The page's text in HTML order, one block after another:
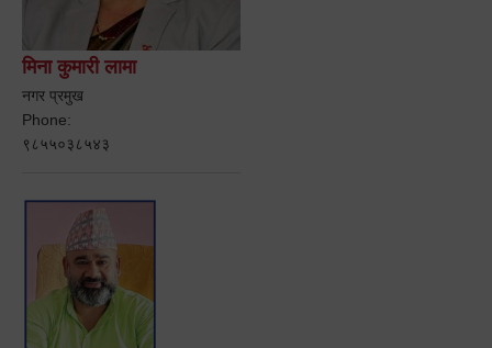
मिना कुमारी लामा
नगर प्रमुख
Phone:
९८५५०३८५४३